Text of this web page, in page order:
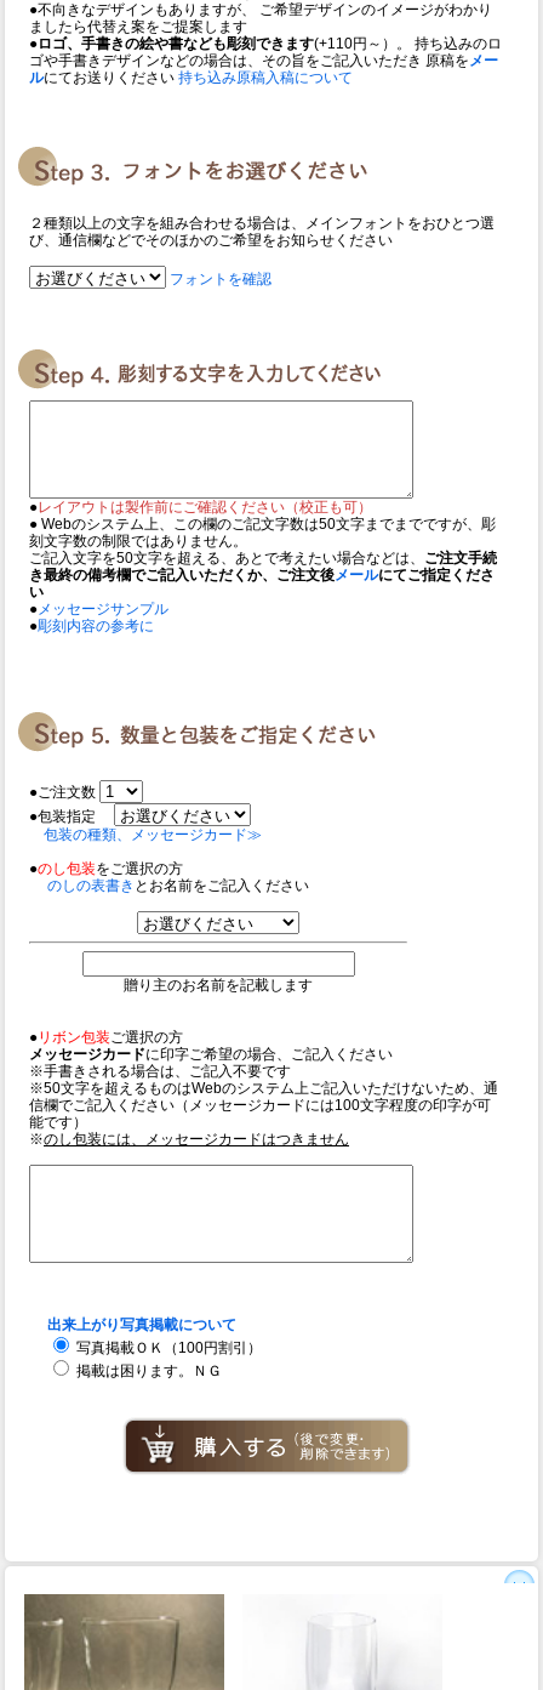
●不向きなデザインもありますが、 ご希望デザインのイメージがわかり
ましたら代替え案をご提案します
●ロゴ、手書きの絵や書なども彫刻できます(+110円～）。 持ち込みのロ
ゴや手書きデザインなどの場合は、その旨をご記入いただき 原稿を メー
ルにてお送りください 持ち込み原稿入稿について
２種類以上の文字を組み合わせる場合は、メインフォントをおひとつ選
び、通信欄などでそのほかのご希望をお知らせください
フォントを確認
●レイアウトは製作前にご確認ください（校正も可）
● Webのシステム上、この欄のご記文字数は50文字までまでですが、彫
刻文字数の制限ではありません。
ご記入文字を50文字を超える、あとで考えたい場合などは、 ご注文手続
き最終の備考欄でご記入いただくか、ご注文後メールにてご指定くださ
い
●メッセージサンプル
●彫刻内容の参考に
●ご注文数
●包装指定
包装の種類、メッセージカード≫
●のし包装をご選択の方
のしの表書き とお名前をご記入ください
贈り主のお名前を記載します
●リボン包装ご選択の方
メッセージカードに印字ご希望の場合、ご記入ください
※手書きされる場合は、ご記入不要です
※50文字を超えるものはWebのシステム上ご記入いただけないため、通
信欄でご記入ください（メッセージカードには100文字程度の印字が可
能です）
※のし包装には、メッセージカードはつきません
出来上がり写真掲載について
写真掲載ＯＫ（100円割引）
掲載は困ります。ＮＧ